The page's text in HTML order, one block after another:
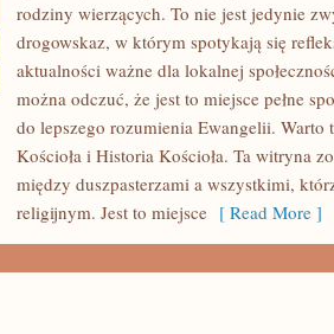
APOLOGETYKA
OBRONA
WIARY
rodziny wierzących. To nie jest jedynie
drogowskaz, w którym spotykają się
aktualności ważne dla lokalnej
można odczuć, że jest to miejsce pełne
do lepszego rozumienia Ewangelii. Warto
Kościoła i Historia Kościoła. Ta witryna
między duszpasterzami a wszystkimi,
religijnym. Jest to miejsce [ Read More ]